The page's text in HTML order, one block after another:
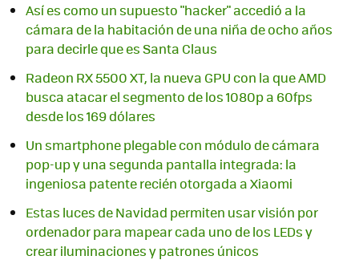
Así es como un supuesto "hacker" accedió a la
cámara de la habitación de una niña de ocho años
para decirle que es Santa Claus
Radeon RX 5500 XT, la nueva GPU con la que AMD
busca atacar el segmento de los 1080p a 60fps
desde los 169 dólares
Un smartphone plegable con módulo de cámara
pop-up y una segunda pantalla integrada: la
ingeniosa patente recién otorgada a Xiaomi
Estas luces de Navidad permiten usar visión por
ordenador para mapear cada uno de los LEDs y
crear iluminaciones y patrones únicos